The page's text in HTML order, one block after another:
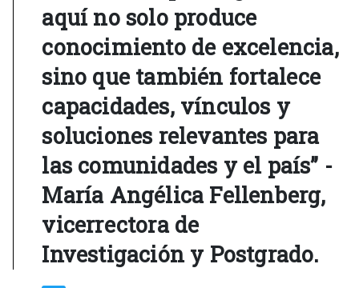
aquí no solo produce
conocimiento de excelencia,
sino que también fortalece
capacidades, vínculos y
soluciones relevantes para
las comunidades y el país” -
María Angélica Fellenberg,
vicerrectora de
Investigación y Postgrado.